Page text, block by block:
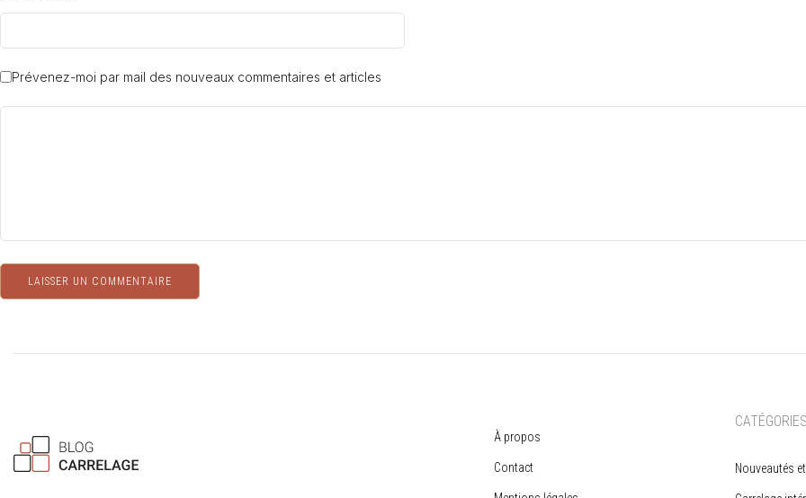
Prévenez-moi par mail des nouveaux commentaires et articles
À propos
Contact Nouveautés